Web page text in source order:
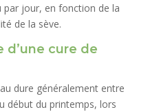
par jour, en fonction de la
de la sève.
d’une cure de
dure généralement entre
début du printemps, lors